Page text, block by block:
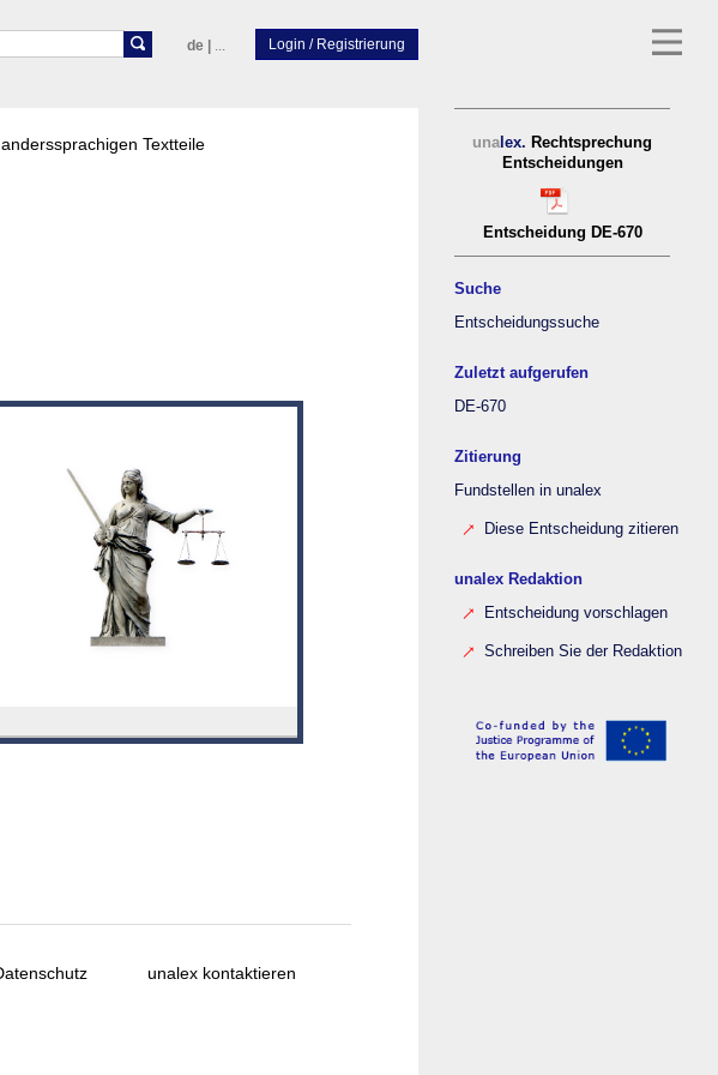
de |
una lex. Rechtsprechung
Entscheidungen
Entscheidung DE-670
Suche
Entscheidungssuche
Zuletzt aufgerufen
DE-670
Zitierung
Fundstellen in unalex
Diese Entscheidung zitieren
unalex Redaktion
Entscheidung vorschlagen
Schreiben Sie der Redaktion
Textteile
unalex kontaktieren